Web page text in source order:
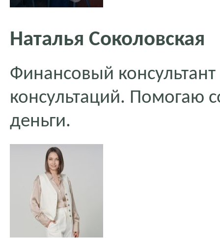
Наталья Соколовская
Финансовый
консультаций. Помогаю
деньги.